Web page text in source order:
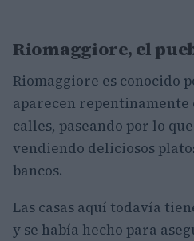
Riomaggiore, el
Riomaggiore es conocido
aparecen repentinamente
calles, paseando por lo
vendiendo deliciosos
bancos.
Las casas aquí todavía
y se había hecho para